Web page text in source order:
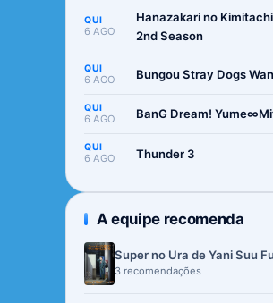
QUI
6 AGO
Hanazakari no
2nd Season
QUI
6 AGO Bungou Stray Dogs
QUI
6 AGO BanG Dream!
QUI
6 AGO Thunder 3
A equipe recomenda
Super no Ura de Yani Suu
3 recomendações